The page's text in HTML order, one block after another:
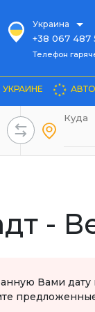
Украина
+38 067 487
Телефон гарячей
Довідка
+38 044 486
+38 067 240
Телефон
Куда
-
Вами дату